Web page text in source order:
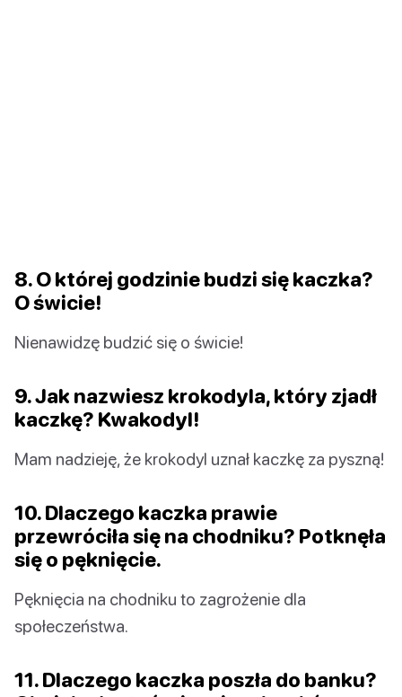
8. O której godzinie budzi się kaczka?
O świcie!
Nienawidzę budzić się o świcie!
9. Jak nazwiesz krokodyla, który zjadł
kaczkę? Kwakodyl!
Mam nadzieję, że krokodyl uznał kaczkę za pyszną!
10. Dlaczego kaczka prawie
przewróciła się na chodniku? Potknęła
się o pęknięcie.
Pęknięcia na chodniku to zagrożenie dla
społeczeństwa.
11. Dlaczego kaczka poszła do banku?